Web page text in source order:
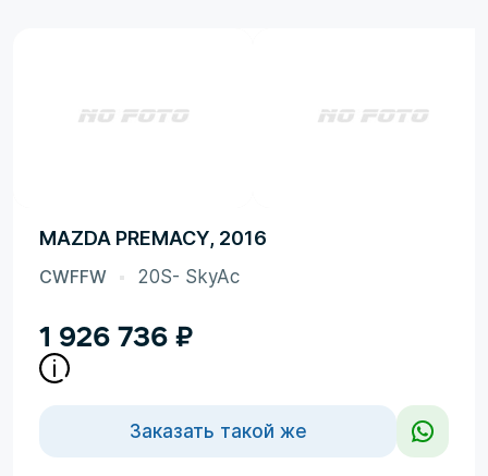
MAZDA PREMACY, 2016
CWFFW 20S- SkyAc
1 926 736 ₽
Заказать такой же